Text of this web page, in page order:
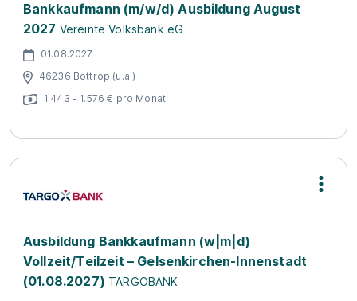
Bankkaufmann (m/w/d) Ausbildung August
2027 Vereinte Volksbank eG
01.08.2027
46236 Bottrop (u.a.)
1.443 - 1.576 € pro Monat
Ausbildung Bankkaufmann (w|m|d)
Vollzeit/Teilzeit – Gelsenkirchen-Innenstadt
(01.08.2027) TARGOBANK